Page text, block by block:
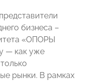
бизнеса –
«ОПОРЫ
— как уже
рынки. В рамках